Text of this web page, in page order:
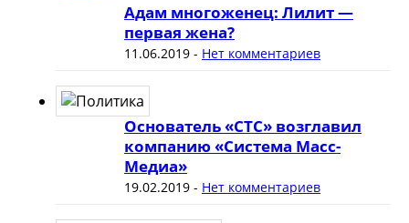
Адам многоженец: Лилит —
первая жена?
11.06.2019- Нет комментариев
Основатель «СТС» возглавил
компанию «Система Масс-
Медиа»
19.02.2019- Нет комментариев